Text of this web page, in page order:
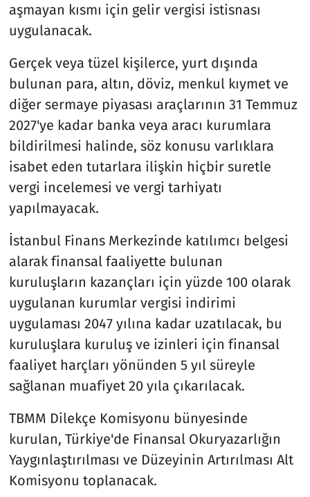
aşmayan kısmı için gelir vergisi istisnası
uygulanacak.
Gerçek veya tüzel kişilerce, yurt dışında
bulunan para, altın, döviz, menkul kıymet ve
diğer sermaye piyasası araçlarının 31 Temmuz
2027'ye kadar banka veya aracı kurumlara
bildirilmesi halinde, söz konusu varlıklara
isabet eden tutarlara ilişkin hiçbir suretle
vergi incelemesi ve vergi tarhiyatı
yapılmayacak.
İstanbul Finans Merkezinde katılımcı belgesi
alarak finansal faaliyette bulunan
kuruluşların kazançları için yüzde 100 olarak
uygulanan kurumlar vergisi indirimi
uygulaması 2047 yılına kadar uzatılacak, bu
kuruluşlara kuruluş ve izinleri için finansal
faaliyet harçları yönünden 5 yıl süreyle
sağlanan muafiyet 20 yıla çıkarılacak.
TBMM Dilekçe Komisyonu bünyesinde
kurulan, Türkiye'de Finansal Okuryazarlığın
Yaygınlaştırılması ve Düzeyinin Artırılması Alt
Komisyonu toplanacak.